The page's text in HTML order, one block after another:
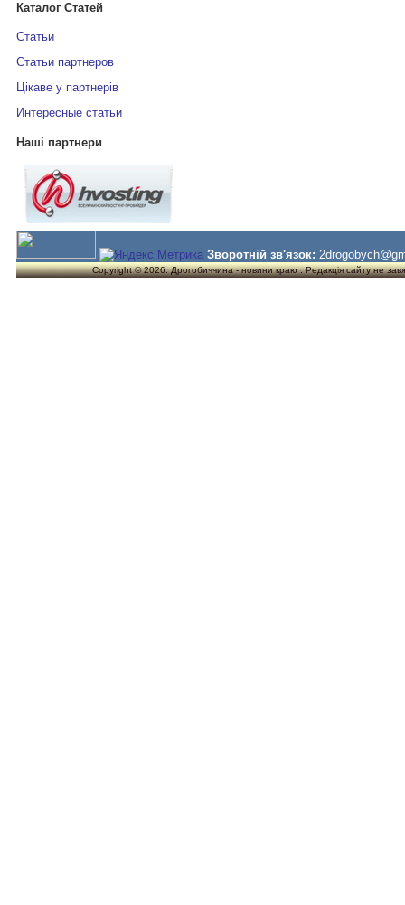
Каталог Статей
Статьи
Статьи партнеров
Цікаве у партнерів
Интересные статьи
Наші партнери
Зворотній зв'язок:
Copyright © 2026. Дрогобиччина - новини краю . Редакція сайту не